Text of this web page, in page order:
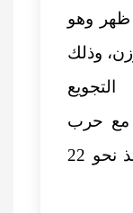
ظهر وهو
وذلك
مع حرب
الإبادة الجماعية المتواصلة منذ نحو 22